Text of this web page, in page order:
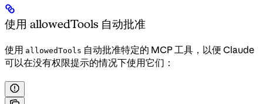
使用 allowedTools 自动批准
使用 allowedTools 自动批准特定的 MCP 工具，以便 Claude
可以在没有权限提示的情况下使用它们：